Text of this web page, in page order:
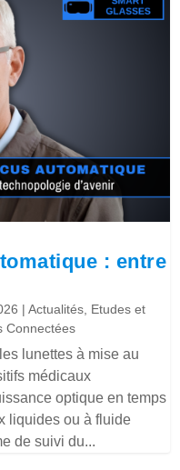
: entre
|Actualités Etudes et
Connectées
lunettes à mise au
médicaux
optique en temps
liquides ou à fluide
de suivi du...